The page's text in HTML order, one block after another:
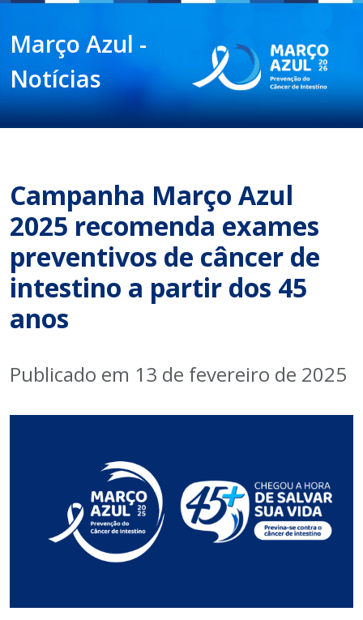
Março Azul -
Notícias
Campanha Março Azul
2025 recomenda exames
preventivos de câncer de
intestino a partir dos 45
anos
Publicado em 13 de fevereiro de 2025